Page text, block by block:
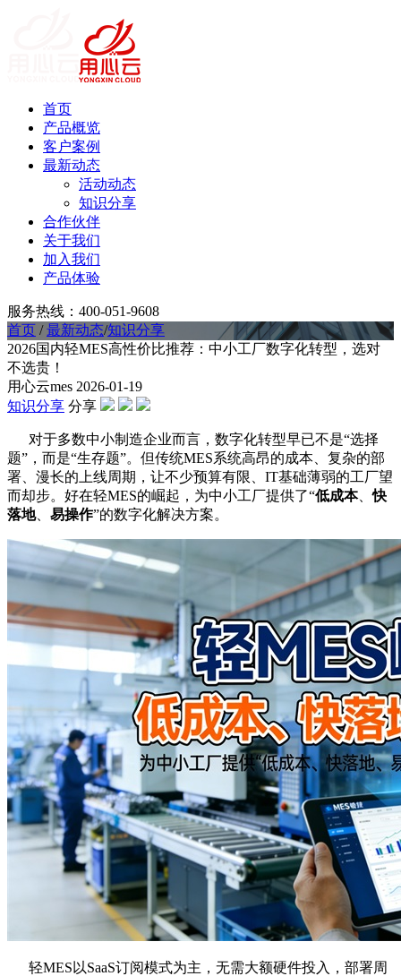
首页
产品概览
客户案例
最新动态
活动动态
知识分享
合作伙伴
关于我们
加入我们
产品体验
服务热线：400-051-9608
首页 /最新动态/知识分享
2026国内轻MES高性价比推荐：中小工厂数字化转型，选对
不选贵！
用心云mes 2026-01-19
知识分享 分享
对于多数中小制造企业而言，数字化转型早已不是“选择
题”，而是“生存题”。但传统MES系统高昂的成本、复杂的部
署、漫长的上线周期，让不少预算有限、IT基础薄弱的工厂望
而却步。好在轻MES的崛起，为中小工厂提供了“低成本、快
落地、 易操作”的数字化解决方案。
轻MES以SaaS订阅模式为主，无需大额硬件投入，部署周